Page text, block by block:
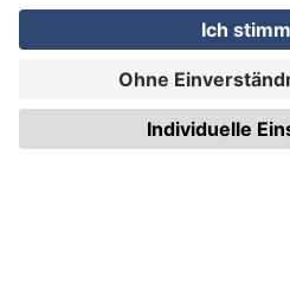
WIRmachenDRUCK GmbH
Illerstraße 15